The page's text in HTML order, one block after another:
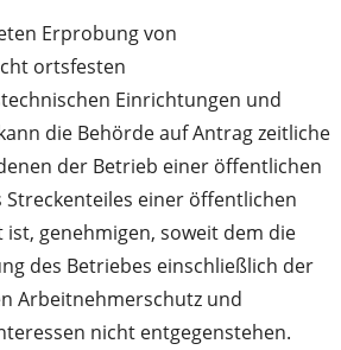
Erprobung von
ortsfesten
Einrichtungen und
die Behörde auf Antrag zeitliche
der Betrieb einer öffentlichen
Streckenteiles einer öffentlichen
ist, genehmigen, soweit dem die
des Betriebes einschließlich der
Arbeitnehmerschutz und
nicht entgegenstehen.